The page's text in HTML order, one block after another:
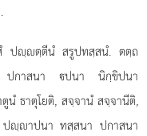
ปฺตฺตีนํ สรูปทสฺสนํ. ตตฺถ
กาสนา ปนา นิกฺขิปนา
นํ ธาตุโยติ, สจฺจานํ สจฺจานีติ,
ฺาปนา ทสฺสนา ปกาสนา